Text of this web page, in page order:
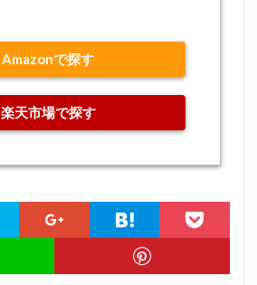
Amazonで探す
楽天市場で探す